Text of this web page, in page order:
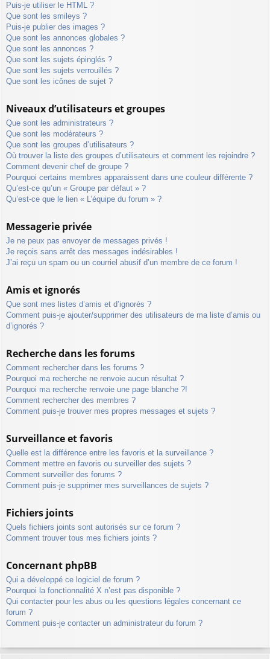
Puis-je utiliser le HTML ?
Que sont les smileys ?
Puis-je publier des images ?
Que sont les annonces globales ?
Que sont les annonces ?
Que sont les sujets épinglés ?
Que sont les sujets verrouillés ?
Que sont les icônes de sujet ?
Niveaux d’utilisateurs et groupes
Que sont les administrateurs ?
Que sont les modérateurs ?
Que sont les groupes d’utilisateurs ?
Où trouver la liste des groupes d’utilisateurs et comment les rejoindre ?
Comment devenir chef de groupe ?
Pourquoi certains membres apparaissent dans une couleur différente ?
Qu’est-ce qu’un « Groupe par défaut » ?
Qu’est-ce que le lien « L’équipe du forum » ?
Messagerie privée
Je ne peux pas envoyer de messages privés !
Je reçois sans arrêt des messages indésirables !
J’ai reçu un spam ou un courriel abusif d’un membre de ce forum !
Amis et ignorés
Que sont mes listes d’amis et d’ignorés ?
Comment puis-je ajouter/supprimer des utilisateurs de ma liste d’amis ou
d’ignorés ?
Recherche dans les forums
Comment rechercher dans les forums ?
Pourquoi ma recherche ne renvoie aucun résultat ?
Pourquoi ma recherche renvoie une page blanche ?!
Comment rechercher des membres ?
Comment puis-je trouver mes propres messages et sujets ?
Surveillance et favoris
Quelle est la différence entre les favoris et la surveillance ?
Comment mettre en favoris ou surveiller des sujets ?
Comment surveiller des forums ?
Comment puis-je supprimer mes surveillances de sujets ?
Fichiers joints
Quels fichiers joints sont autorisés sur ce forum ?
Comment trouver tous mes fichiers joints ?
Concernant phpBB
Qui a développé ce logiciel de forum ?
Pourquoi la fonctionnalité X n’est pas disponible ?
Qui contacter pour les abus ou les questions légales concernant ce
forum ?
Comment puis-je contacter un administrateur du forum ?